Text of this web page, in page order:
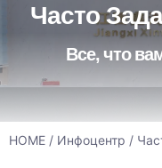
Часто
Все, что
HOME / Инфоцентр /